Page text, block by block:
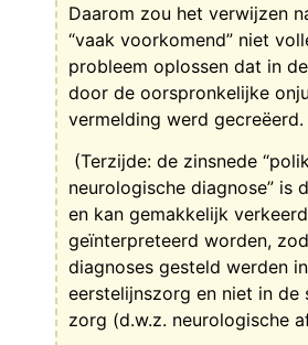
Daarom zou het verwijzen
“vaak voorkomend” niet
probleem oplossen dat in
door de oorspronkelijke
vermelding werd gecreëerd.
(Terzijde: de zinsnede
neurologische diagnose” is
en kan gemakkelijk verkeerd
geïnterpreteerd worden,
diagnoses gesteld werden
eerstelijnszorg en niet in de
zorg (d.w.z. neurologische